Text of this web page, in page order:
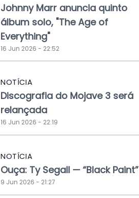
Johnny Marr anuncia quinto
álbum solo, "The Age of
Everything"
16 Jun 2026 - 22:52
NOTÍCIA
Discografia do Mojave 3 será
relançada
16 Jun 2026 - 22:19
NOTÍCIA
Ouça: Ty Segall — “Black Paint”
9 Jun 2026 - 21:27